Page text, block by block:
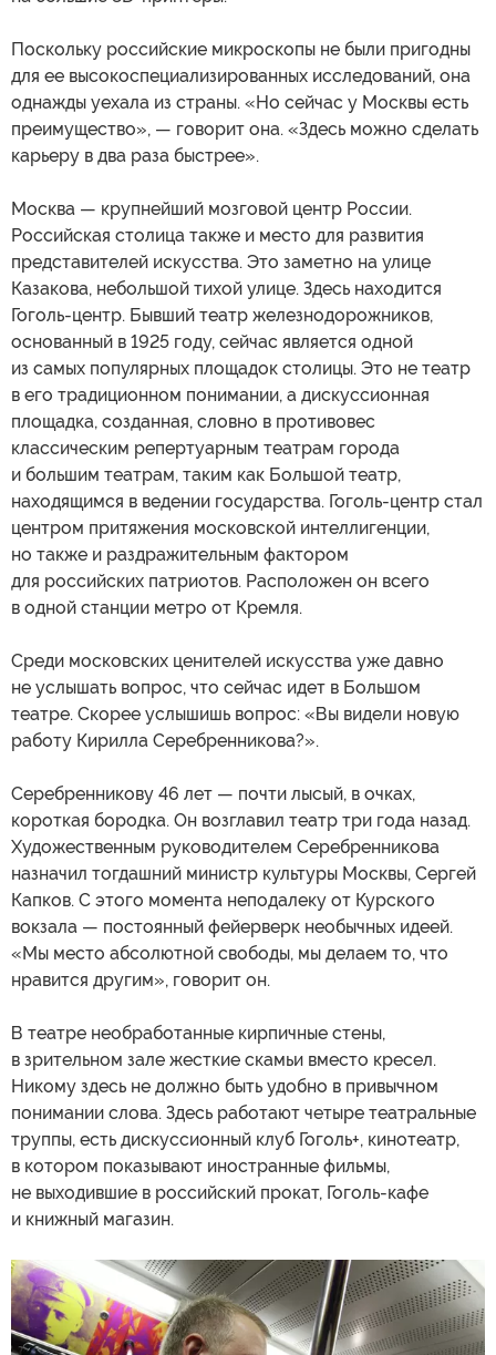
Поскольку российские микроскопы не были пригодны
для ее высокоспециализированных исследований, она
однажды уехала из страны. «Но сейчас у Москвы есть
преимущество», — говорит она. «Здесь можно сделать
карьеру в два раза быстрее».
Москва — крупнейший мозговой центр России.
Российская столица также и место для развития
представителей искусства. Это заметно на улице
Казакова, небольшой тихой улице. Здесь находится
Гоголь-центр. Бывший театр железнодорожников,
основанный в 1925 году, сейчас является одной
из самых популярных площадок столицы. Это не театр
в его традиционном понимании, а дискуссионная
площадка, созданная, словно в противовес
классическим репертуарным театрам города
и большим театрам, таким как Большой театр,
находящимся в ведении государства. Гоголь-центр стал
центром притяжения московской интеллигенции,
но также и раздражительным фактором
для российских патриотов. Расположен он всего
в одной станции метро от Кремля.
Среди московских ценителей искусства уже давно
не услышать вопрос, что сейчас идет в Большом
театре. Скорее услышишь вопрос: «Вы видели новую
работу Кирилла Серебренникова?».
Серебренникову 46 лет — почти лысый, в очках,
короткая бородка. Он возглавил театр три года назад.
Художественным руководителем Серебренникова
назначил тогдашний министр культуры Москвы, Сергей
Капков. С этого момента неподалеку от Курского
вокзала — постоянный фейерверк необычных идеей.
«Мы место абсолютной свободы, мы делаем то, что
нравится другим», говорит он.
В театре необработанные кирпичные стены,
в зрительном зале жесткие скамьи вместо кресел.
Никому здесь не должно быть удобно в привычном
понимании слова. Здесь работают четыре театральные
труппы, есть дискуссионный клуб Гоголь+, кинотеатр,
в котором показывают иностранные фильмы,
не выходившие в российский прокат, Гоголь-кафе
и книжный магазин.